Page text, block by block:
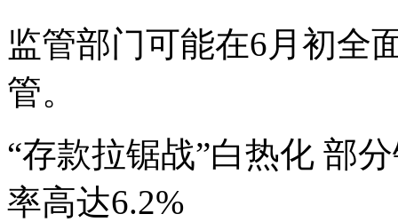
监管部门可能在6月初全
管。
“存款拉锯战”白热化 部
率高达6.2%